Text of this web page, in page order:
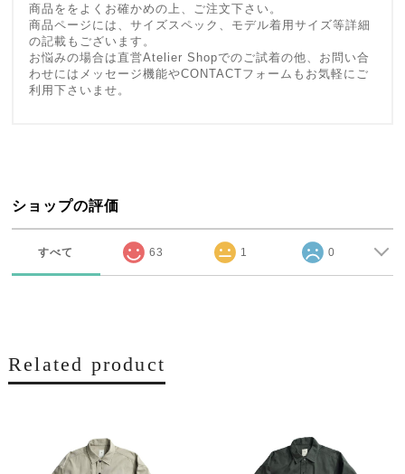
商品ををよくお確かめの上、ご注文下さい。
商品ページには、サイズスペック、モデル着用サイズ等詳細
の記載もございます。
お悩みの場合は直営Atelier Shopでのご試着の他、お問い合
わせにはメッセージ機能やCONTACTフォームもお気軽にご
利用下さいませ。
ショップの評価
すべて 63 1 0
Related product